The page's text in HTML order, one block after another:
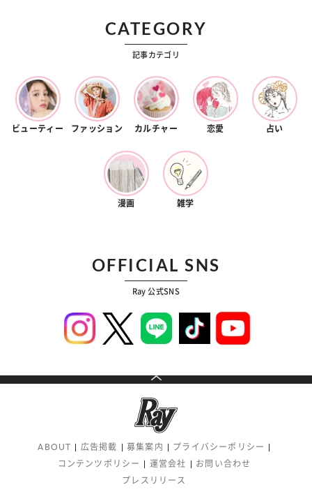
CATEGORY
記事カテゴリ
ビューティー ファッション カルチャー 恋愛 占い
漫画 雑学
OFFICIAL SNS
Ray 公式SNS
ABOUT 広告掲載 募集案内
プライバシーポリシー
コンテンツポリシー
運営会社
お問い合わせ
プレスリリース